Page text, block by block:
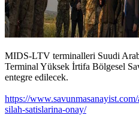
MIDS-LTV terminalleri Suudi
Terminal Yüksek İrtifa Bölgesel
entegre edilecek.
https://
silah-satislarina-onay/